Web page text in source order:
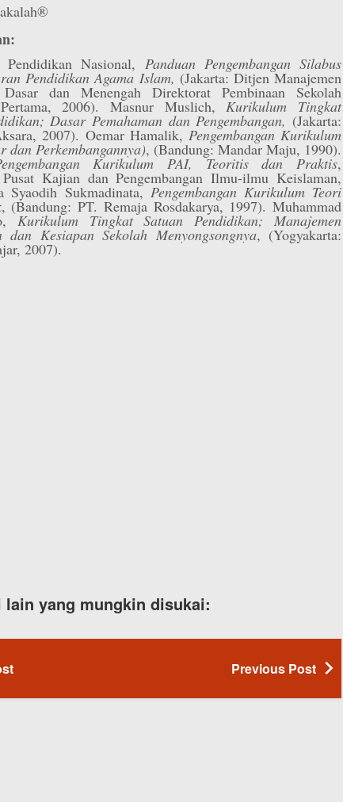
Pendidikan Nasional, Panduan Pengembangan Silabus
Pendidikan Agama Islam, (Jakarta: Ditjen Manajemen
dan Menengah Direktorat Pembinaan Sekolah
2006). Masnur Muslich, Kurikulum Tingkat
Dasar Pemahaman dan Pengembangan, (Jakarta:
2007). Oemar Hamalik, Pengembangan Kurikulum
dan Perkembangannya), (Bandung: Mandar Maju, 1990).
Kurikulum PAI, Teoritis dan Praktis,
Pusat Kajian dan Pengembangan Ilmu-ilmu Keislaman,
Syaodih Sukmadinata, Pengembangan Kurikulum Teori
, (Bandung: PT. Remaja Rosdakarya, 1997). Muhammad
Kurikulum Tingkat Satuan Pendidikan; Manajemen
dan Kesiapan Sekolah Menyongsongnya, (Yogyakarta:
2007).
lain yang mungkin disukai:
Previous Post